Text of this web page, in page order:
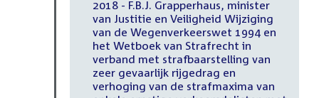
2018 - F.B.J. Grapperhaus, minister
van Justitie en Veiligheid Wijziging
van de Wegenverkeerswet 1994 en
het Wetboek van Strafrecht in
verband met strafbaarstelling van
zeer gevaarlijk rijgedrag en
verhoging van de strafmaxima van